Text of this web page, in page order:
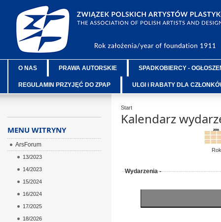
O NAS PRAWA AUTORSKIE SPADKOBIERCY -
REGULAMIN PRZYJĘĆ DO ZPAP ULGI i RABATY DLA
Start
Kalendarz
Rok
Wydarzenia -
MENU WITRYNY
ArsForum
13/2023
14/2023
15/2024
16/2024
17/2025
18/2026